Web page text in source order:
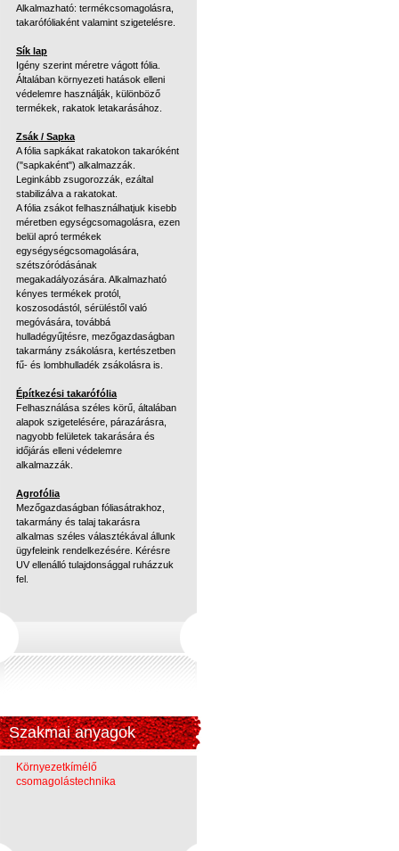
Alkalmazható: termékcsomagolásra,
takarófóliaként valamint szigetelésre.
Sík lap
Igény szerint méretre vágott fólia.
Általában környezeti hatások elleni
védelemre használják, különböző
termékek, rakatok letakarásához.
Zsák / Sapka
A fólia sapkákat rakatokon takaróként
("sapkaként") alkalmazzák.
Leginkább zsugorozzák, ezáltal
stabilizálva a rakatokat.
A fólia zsákot felhasználhatjuk kisebb
méretben egységcsomagolásra, ezen
belül apró termékek
egységységcsomagolására,
szétszóródásának
megakadályozására. Alkalmazható
kényes termékek protól,
koszosodástól, sérüléstől való
megóvására, továbbá
hulladégyűjtésre, mezőgazdaságban
takarmány zsákolásra, kertészetben
fű- és lombhulladék zsákolásra is.
Építkezési takarófólia
Felhasználása széles körű, általában
alapok szigetelésére, párazárásra,
nagyobb felületek takarására és
időjárás elleni védelemre
alkalmazzák.
Agrofólia
Mezőgazdaságban fóliasátrakhoz,
takarmány és talaj takarásra
alkalmas széles választékával állunk
ügyfeleink rendelkezésére. Kérésre
UV ellenálló tulajdonsággal ruházzuk
fel.
Szakmai anyagok
Környezetkímélő
csomagolástechnika